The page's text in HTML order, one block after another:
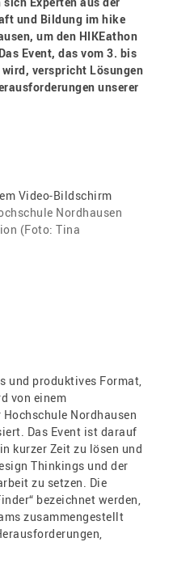
und Bildung im hike
um den HIKEathon
Event, das vom 3. bis
verspricht Lösungen
unserer
Nordhausen
(Foto: Tina
und produktives Format,
von einem
Nordhausen
Das Event ist darauf
kurzer Zeit zu lösen und
Thinkings und der
zu setzen. Die
bezeichnet werden,
zusammengestellt